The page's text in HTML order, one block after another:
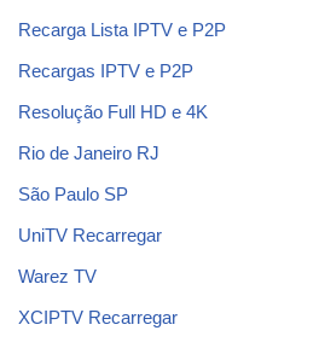
Recarga Lista IPTV e P2P
Recargas IPTV e P2P
Resolução Full HD e 4K
Rio de Janeiro RJ
São Paulo SP
UniTV Recarregar
Warez TV
XCIPTV Recarregar